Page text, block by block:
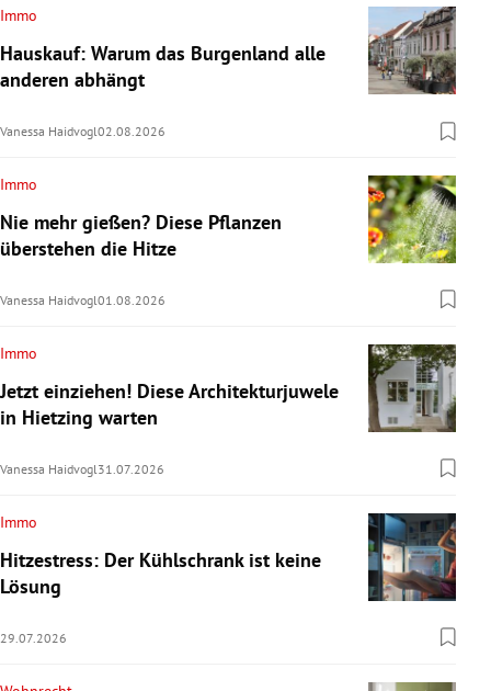
Immo
Hauskauf: Warum das Burgenland alle
anderen abhängt
Vanessa Haidvogl02.08.2026
Immo
Nie mehr gießen? Diese Pflanzen
überstehen die Hitze
Vanessa Haidvogl01.08.2026
Immo
Jetzt einziehen! Diese Architekturjuwele
in Hietzing warten
Vanessa Haidvogl 31.07.2026
Immo
Hitzestress: Der Kühlschrank ist keine
Lösung
29.07.2026